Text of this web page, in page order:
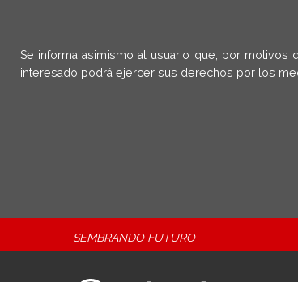
Se informa asimismo al usuario que, por
interesado podrá ejercer sus derechos por los
SEMBRANDO FUTURO